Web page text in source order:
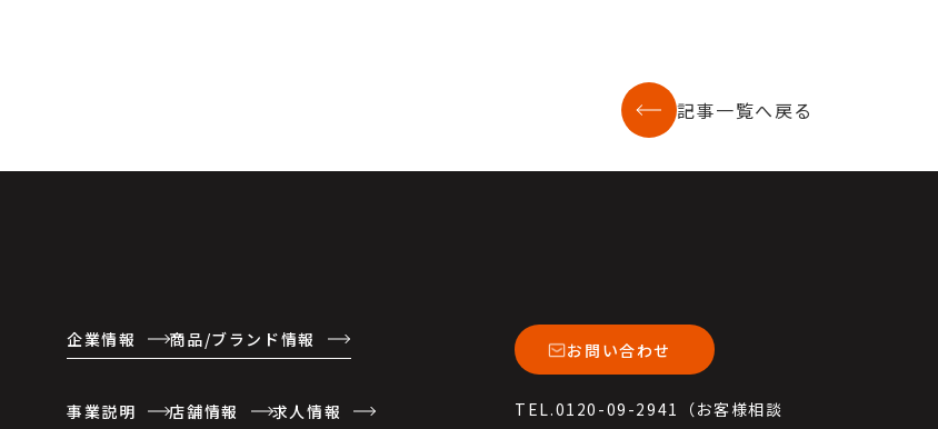
記事一覧へ戻る
企業情報 商品/ブランド情報
事業説明 店舗情報 求人情報
お問い合わせ
TEL.0120-09-2941（お客様相談